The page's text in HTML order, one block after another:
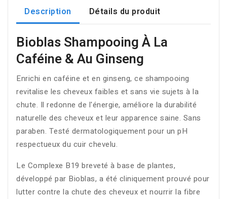
Description Détails du produit
Bioblas Shampooing À La
Caféine & Au Ginseng
Enrichi en caféine et en ginseng, ce shampooing
revitalise les cheveux faibles et sans vie sujets à la
chute. Il redonne de l'énergie, améliore la durabilité
naturelle des cheveux et leur apparence saine. Sans
paraben. Testé dermatologiquement pour un pH
respectueux du cuir chevelu.
Le Complexe B19 breveté à base de plantes,
développé par Bioblas, a été cliniquement prouvé pour
lutter contre la chute des cheveux et nourrir la fibre